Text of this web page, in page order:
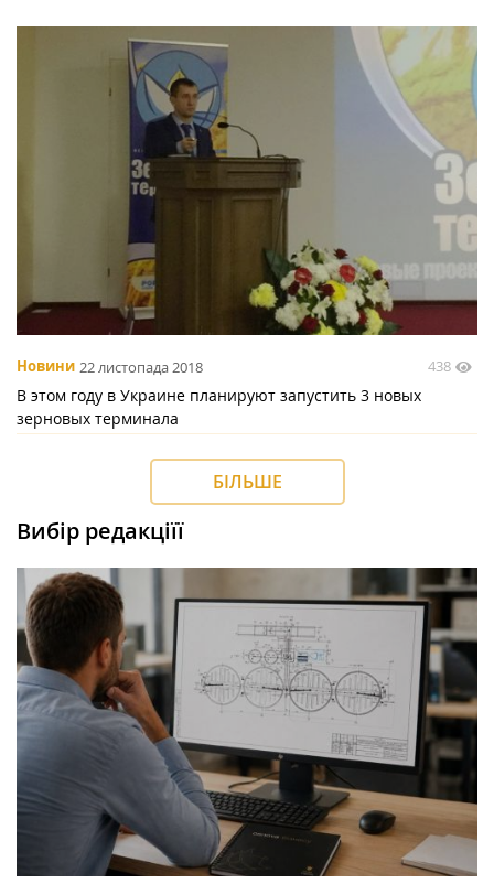
Новини 22 листопада 2018 438
В этом году в Украине планируют запустить 3 новых
зерновых терминала
БІЛЬШЕ
Вибір редакціїї